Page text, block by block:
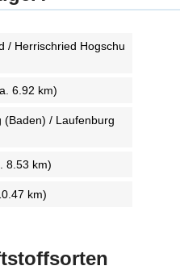
/ Herrischried Hogschu
6.92 km)
(Baden) / Laufenburg
8.53 km)
km)